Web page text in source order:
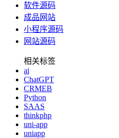
软件源码
成品网站
小程序源码
网站源码
相关标签
ai
ChatGPT
CRMEB
Python
SAAS
thinkphp
uni-app
uniapp